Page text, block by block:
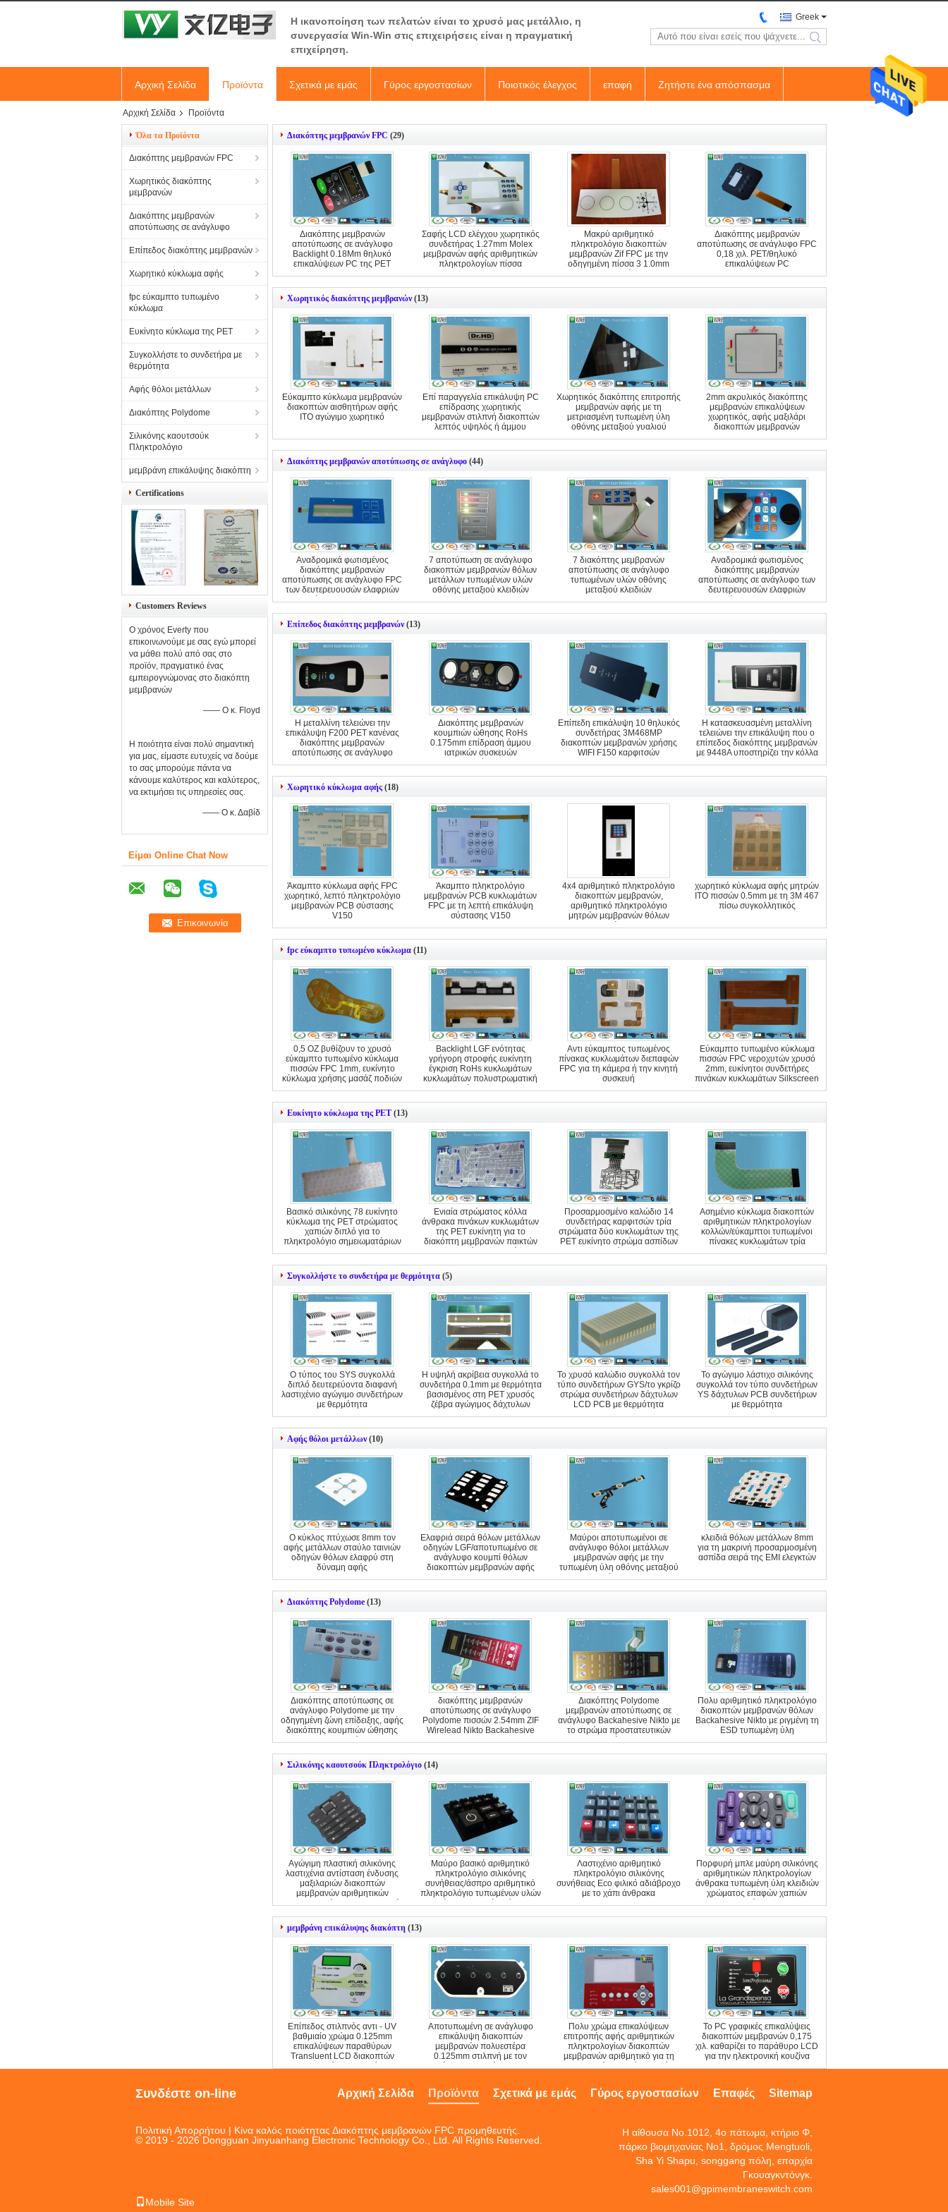
Η ικανοποίηση των πελατών είναι το χρυσό μας μετάλλιο, η
συνεργασία Win-Win στις επιχειρήσεις είναι η πραγματική
επιχείρηση.
Greek
search
Αρχική Σελίδα Προϊόντα Σχετικά με εμάς Γύρος εργοστασίων Ποιοτικός έλεγχος επαφή Ζητήστε ένα απόσπασμα
Αρχική Σελίδα Προϊόντα
Όλα τα Προϊόντα
Διακόπτης μεμβρανών FPC
Χωρητικός διακόπτης
μεμβρανών
Διακόπτης μεμβρανών
αποτύπωσης σε ανάγλυφο
Επίπεδος διακόπτης μεμβρανών
Χωρητικό κύκλωμα αφής
fpc εύκαμπτο τυπωμένο
κύκλωμα
Ευκίνητο κύκλωμα της PET
Συγκολλήστε το συνδετήρα με
θερμότητα
Αφής θόλοι μετάλλων
Διακόπτης Polydome
Σιλικόνης καουτσούκ
Πληκτρολόγιο
μεμβράνη επικάλυψης διακόπτη
Certifications
Customers Reviews
Ο χρόνος Everty που
επικοινωνούμε με σας εγώ μπορεί
να μάθει πολύ από σας στο
προϊόν, πραγματικό ένας
εμπειρογνώμονας στο διακόπτη
μεμβρανών
—— Ο κ. Floyd
Η ποιότητα είναι πολύ σημαντική
για μας, είμαστε ευτυχείς να δούμε
το σας μπορούμε πάντα να
κάνουμε καλύτερος και καλύτερος,
να εκτιμήσει τις υπηρεσίες σας.
—— Ο κ. Δαβίδ
Είμαι Online Chat Now
Διακόπτης μεμβρανών FPC (29)
Διακόπτης μεμβρανών
αποτύπωσης σε ανάγλυφο
Backlight 0.18Mm θηλυκό
επικαλύψεων PC της PET
Σαφής LCD ελέγχου χωρητικός
συνδετήρας 1.27mm Molex
μεμβρανών αφής αριθμητικών
πληκτρολογίων πίσσα
Μακρύ αριθμητικό
πληκτρολόγιο διακοπτών
μεμβρανών Zif FPC με την
οδηγημένη πίσσα 3 1.0mm
κλειδιά
Διακόπτης μεμβρανών
αποτύπωσης σε ανάγλυφο FPC
0,18 χιλ. PET/θηλυκό
επικαλύψεων PC
Χωρητικός διακόπτης μεμβρανών (13)
Εύκαμπτο κύκλωμα μεμβρανών
διακοπτών αισθητήρων αφής
ITO αγώγιμο χωρητικό
Επί παραγγελία επικάλυψη PC
επίδρασης χωρητικής
μεμβρανών στιλπνή διακοπτών
λεπτός υψηλός ή άμμου
Χωρητικός διακόπτης επιτροπής
μεμβρανών αφής με τη
μετριασμένη τυπωμένη ύλη
οθόνης μεταξιού γυαλιού
2mm ακρυλικός διακόπτης
μεμβρανών επικαλύψεων
χωρητικός, αφής μαξιλάρι
διακοπτών μεμβρανών
Διακόπτης μεμβρανών αποτύπωσης σε ανάγλυφο (44)
Αναδρομικά φωτισμένος
διακόπτης μεμβρανών
αποτύπωσης σε ανάγλυφο FPC
των δευτερευουσών ελαφριών
οδηγήσεων με Polydome
7 αποτύπωση σε ανάγλυφο
διακοπτών μεμβρανών θόλων
μετάλλων τυπωμένων υλών
οθόνης μεταξιού κλειδιών
7 διακόπτης μεμβρανών
αποτύπωσης σε ανάγλυφο
τυπωμένων υλών οθόνης
μεταξιού κλειδιών
Αναδρομικά φωτισμένος
διακόπτης μεμβρανών
αποτύπωσης σε ανάγλυφο των
δευτερευουσών ελαφριών
οδηγήσεων με Polydome
Επίπεδος διακόπτης μεμβρανών (13)
Η μεταλλίνη τελειώνει την
επικάλυψη F200 PET κανένας
διακόπτης μεμβρανών
αποτύπωσης σε ανάγλυφο
επίπεδος
Διακόπτης μεμβρανών
κουμπιών ώθησης RoHs
0.175mm επίδραση άμμου
ιατρικών συσκευών
επικαλύψεων
Επίπεδη επικάλυψη 10 θηλυκός
συνδετήρας 3M468MP
διακοπτών μεμβρανών χρήσης
WIFI F150 καρφιτσών
Η κατασκευασμένη μεταλλίνη
τελειώνει την επικάλυψη που ο
επίπεδος διακόπτης μεμβρανών
με 9448A υποστηρίζει την κόλλα
Χωρητικό κύκλωμα αφής (18)
Άκαμπτο κύκλωμα αφής FPC
χωρητικό, λεπτό πληκτρολόγιο
μεμβρανών PCB σύστασης
V150
Άκαμπτο πληκτρολόγιο
μεμβρανών PCB κυκλωμάτων
FPC με τη λεπτή επικάλυψη
σύστασης V150
4x4 αριθμητικό πληκτρολόγιο
διακοπτών μεμβρανών,
αριθμητικό πληκτρολόγιο
μητρών μεμβρανών θόλων
μετάλλων
χωρητικό κύκλωμα αφής μητρών
ITO πισσών 0.5mm με τη 3M 467
πίσω συγκολλητικός
fpc εύκαμπτο τυπωμένο κύκλωμα (11)
0,5 OZ βυθίζουν το χρυσό
εύκαμπτο τυπωμένο κύκλωμα
πισσών FPC 1mm, ευκίνητο
κύκλωμα χρήσης μασάζ ποδιών
Backlight LGF ενότητας
γρήγορη στροφής ευκίνητη
έγκριση RoHs κυκλωμάτων
κυκλωμάτων πολυστρωματική
εύκαμπτη
Αντι εύκαμπτος τυπωμένος
πίνακας κυκλωμάτων διεπαφών
FPC για τη κάμερα ή την κινητή
συσκευή
Εύκαμπτο τυπωμένο κύκλωμα
πισσών FPC νεροχυτών χρυσό
2mm, ευκίνητοι συνδετήρες
πινάκων κυκλωμάτων Silkscreen
Ευκίνητο κύκλωμα της PET (13)
Βασικό σιλικόνης 78 ευκίνητο
κύκλωμα της PET στρώματος
χαπιών διπλό για το
πληκτρολόγιο σημειωματάριων
Ενιαία στρώματος κόλλα
άνθρακα πινάκων κυκλωμάτων
της PET ευκίνητη για το
διακόπτη μεμβρανών παικτών
παιχνιδιών παιχνιδιών
Προσαρμοσμένο καλώδιο 14
συνδετήρας καρφιτσών τρία
στρώματα δύο κυκλωμάτων της
PET ευκίνητο στρώμα ασπίδων
πλευρών ESD
Ασημένιο κύκλωμα διακοπτών
αριθμητικών πληκτρολογίων
κολλών/εύκαμπτοι τυπωμένοι
πίνακες κυκλωμάτων τρία
στρώμα
Συγκολλήστε το συνδετήρα με θερμότητα (5)
Ο τύπος του SYS συγκολλά
διπλό δευτερεύοντα διαφανή
λαστιχένιο αγώγιμο συνδετήρων
με θερμότητα
Η υψηλή ακρίβεια συγκολλά το
συνδετήρα 0.1mm με θερμότητα
βασισμένος στη PET χρυσός
ζέβρα αγώγιμος δάχτυλων
Το χρυσό καλώδιο συγκολλά τον
τύπο συνδετήρων GYS/το γκρίζο
στρώμα συνδετήρων δάχτυλων
LCD PCB με θερμότητα
Το αγώγιμο λάστιχο σιλικόνης
συγκολλά τον τύπο συνδετήρων
YS δάχτυλων PCB συνδετήρων
με θερμότητα
Αφής θόλοι μετάλλων (10)
Ο κύκλος πτύχωσε 8mm τον
αφής μετάλλων σταύλο ταινιών
οδηγών θόλων ελαφρύ στη
δύναμη αφής
Ελαφριά σειρά θόλων μετάλλων
οδηγών LGF/αποτυπωμένο σε
ανάγλυφο κουμπί θόλων
διακοπτών μεμβρανών αφής
Μαύροι αποτυπωμένοι σε
ανάγλυφο θόλοι μετάλλων
μεμβρανών αφής με την
τυπωμένη ύλη οθόνης μεταξιού
κυκλωμάτων της PET
κλειδιά θόλων μετάλλων 8mm
για τη μακρινή προσαρμοσμένη
ασπίδα σειρά της EMI ελεγκτών
Διακόπτης Polydome (13)
Διακόπτης αποτύπωσης σε
ανάγλυφο Polydome με την
οδηγημένη ζώνη επίδειξης, αφής
διακόπτης κουμπιών ώθησης
μεμβρανών
διακόπτης μεμβρανών
αποτύπωσης σε ανάγλυφο
Polydome πισσών 2.54mm ZIF
Wirelead Nikto Backahesive
Διακόπτης Polydome
μεμβρανών αποτύπωσης σε
ανάγλυφο Backahesive Nikto με
το στρώμα προστατευτικών
καλυμμάτων ESD
Πολυ αριθμητικό πληκτρολόγιο
διακοπτών μεμβρανών θόλων
Backahesive Nikto με ριγμένη τη
ESD τυπωμένη ύλη
Σιλικόνης καουτσούκ Πληκτρολόγιο (14)
Αγώγιμη πλαστική σιλικόνης
λαστιχένια αντίσταση ένδυσης
μαξιλαριών διακοπτών
μεμβρανών αριθμητικών
πληκτρολογίων επαγγελματική
Μαύρο βασικό αριθμητικό
πληκτρολόγιο σιλικόνης
συνήθειας/άσπρο αριθμητικό
πληκτρολόγιο τυπωμένων υλών
οθόνης μεταξιού αγώγιμο
Λαστιχένιο αριθμητικό
πληκτρολόγιο σιλικόνης
συνήθειας Eco φιλικό αδιάβροχο
με το χάπι άνθρακα
Πορφυρή μπλε μαύρη σιλικόνης
αριθμητικών πληκτρολογίων
άνθρακα τυπωμένη ύλη κλειδιών
χρώματος επαφών χαπιών
αγώγιμη
μεμβράνη επικάλυψης διακόπτη (13)
Επίπεδος στιλπνός αντι - UV
βαθμιαίο χρώμα 0.125mm
επικαλύψεων παραθύρων
Transluent LCD διακοπτών
μεμβρανών πολυεστέρα
Αποτυπωμένη σε ανάγλυφο
επικάλυψη διακοπτών
μεμβρανών πολυεστέρα
0.125mm στιλπνή με τον
αύξοντα αριθμό και την
Πολυ χρώμα επικαλύψεων
επιτροπής αφής αριθμητικών
πληκτρολογίων διακοπτών
μεμβρανών αριθμητικό για τη
UV μηχανή τυπωμένων υλών
Το PC γραφικές επικαλύψεις
διακοπτών μεμβρανών 0,175
χιλ. καθαρίζει το παράθυρο LCD
για την ηλεκτρονική κουζίνα
Συνδέστε on-line Sitemap
Επαφές
Γύρος εργοστασίων
Σχετικά με εμάς
Προϊόντα
Αρχική Σελίδα
Πολιτική Απορρήτου | Κίνα καλός ποιότητας Διακόπτης μεμβρανών FPC προμηθευτής.
© 2019 - 2026 Dongguan Jinyuanhang Electronic Technology Co., Ltd. All Rights Reserved.
Η αίθουσα No.1012, 4ο πάτωμα, κτήριο Φ,
πάρκο βιομηχανίας No1, δρόμος Mengtuoli,
Sha Yi Shapu, songgang πόλη, επαρχία
Γκουαγκντόνγκ.
sales001@gpimembraneswitch.com
Mobile Site